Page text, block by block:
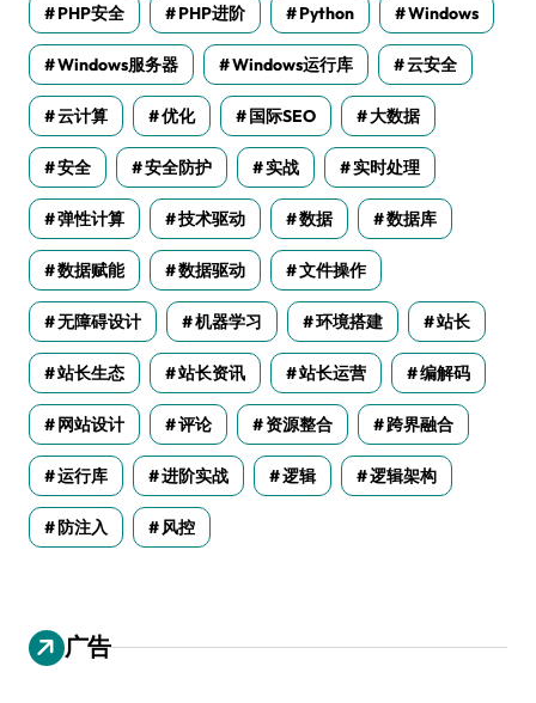
PHP安全 PHP进阶 Python Windows
Windows服务器 Windows运行库 云安全
云计算 优化 国际SEO 大数据
安全 安全防护 实战 实时处理
弹性计算 技术驱动 数据 数据库
数据赋能 数据驱动 文件操作
无障碍设计 机器学习 环境搭建 站长
站长生态 站长资讯 站长运营 编解码
网站设计 评论 资源整合 跨界融合
运行库 进阶实战 逻辑 逻辑架构
防注入 风控
广告